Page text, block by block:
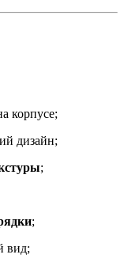
корпусе;
дизайн;
;
;
вид;